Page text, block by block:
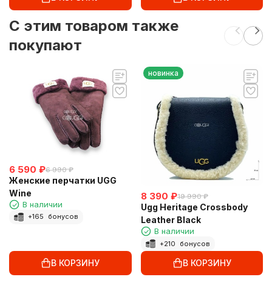
C этим товаром также
покупают
6 590 ₽6 990 ₽
Женские перчатки UGG
Wine
В наличии
+165 бонусов
В КОРЗИНУ
новинка
8 390 ₽19 990 ₽
Ugg Heritage Crossbody
Leather Black
В наличии
+210 бонусов
В КОРЗИНУ